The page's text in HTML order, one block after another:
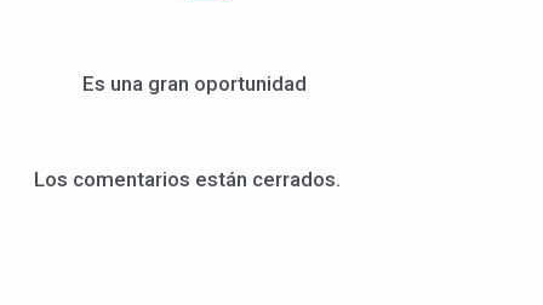
Es una gran oportunidad
Los comentarios están cerrados.